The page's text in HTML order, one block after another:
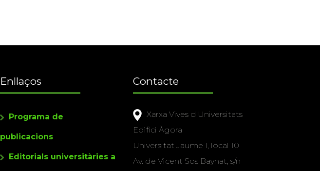
Enllaços
Programa de
publicacions
Editorials universitàries a
Contacte
Xarxa Vives d'Universitats
Edifici Àgora
Universitat Jaume I, local 10
Av. de Vicent Sos Baynat, s/n